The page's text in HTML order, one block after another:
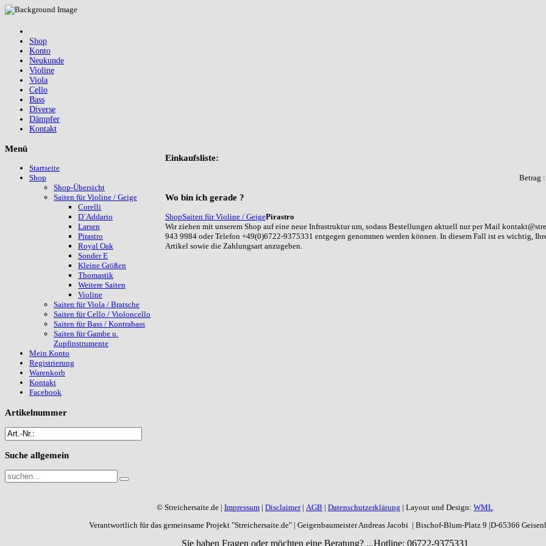
Shop
Konto
Neukunde
Violine
Viola
Cello
Bass
Diverse
Dämpfer
Kontakt
Einkaufsliste:
Betrag :
Wo bin ich gerade ?
ShopSaiten für Violine / GeigePirastro
Wir ziehen mit unserem Shop auf eine neue Infrastruktur um, sodass Bestellungen aktuell nur per Mail
943 9984 oder Telefon +49(0)6722-9375331 entgegen genommen werden können. In diesem Fall ist es wichtig,
Artikel sowie die Zahlungsart anzugeben.
Menü
Startseite
Shop
Shop-Übersicht
Saiten für Violine / Geige
Corelli
D`Addario
Larsen
Pirastro
Royal Oak
Sonder E
Kleine Größen
Thomastik
Weitere Saiten
Violine
Saiten für Viola / Bratsche
Saiten für Cello / Violoncello
Saiten für Bass / Kontrabass
Saiten für Gambe u.
Zupfinstrumente
Mein Konto
Registrierung
Warenkorb
Kontakt
Facebook
Artikelnummer
Suche allgemein
© Streichersaite.de | Impressum | Disclaimer| AGB | Datenschutzerklärung | Layout und Design: WML
Verantwortlich für das gemeinsame Projekt "Streichersaite.de" | Geigenbaumeister Andreas Jacobi | Bischof-Blum-Platz 9 |D-65366
Sie haben Fragen oder möchten eine Beratung? ...Hotline: 06722-9375331